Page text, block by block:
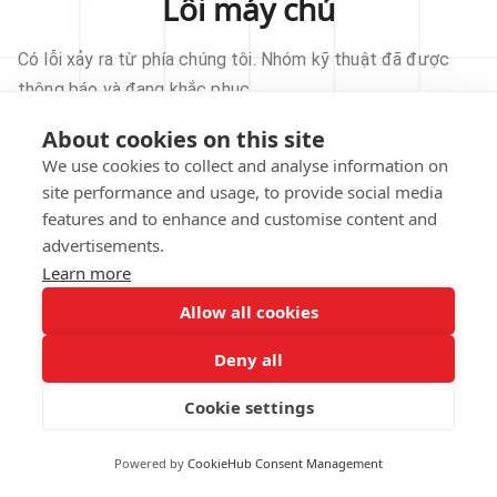
About cookies on this site
We use cookies to collect and analyse information on
site performance and usage, to provide social media
features and to enhance and customise content and
advertisements.
Learn more
Allow all cookies
Deny all
Cookie settings
Powered by CookieHub Consent Management
Lỗi máy chủ
Có lỗi xảy ra từ phía chúng tôi. Nhóm kỹ thuật đã được
thông báo và đang khắc phục.
THỬ LẠI
VỀ TRANG CHỦ
notified.